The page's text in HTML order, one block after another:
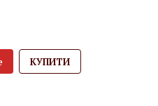
КУПИТИ